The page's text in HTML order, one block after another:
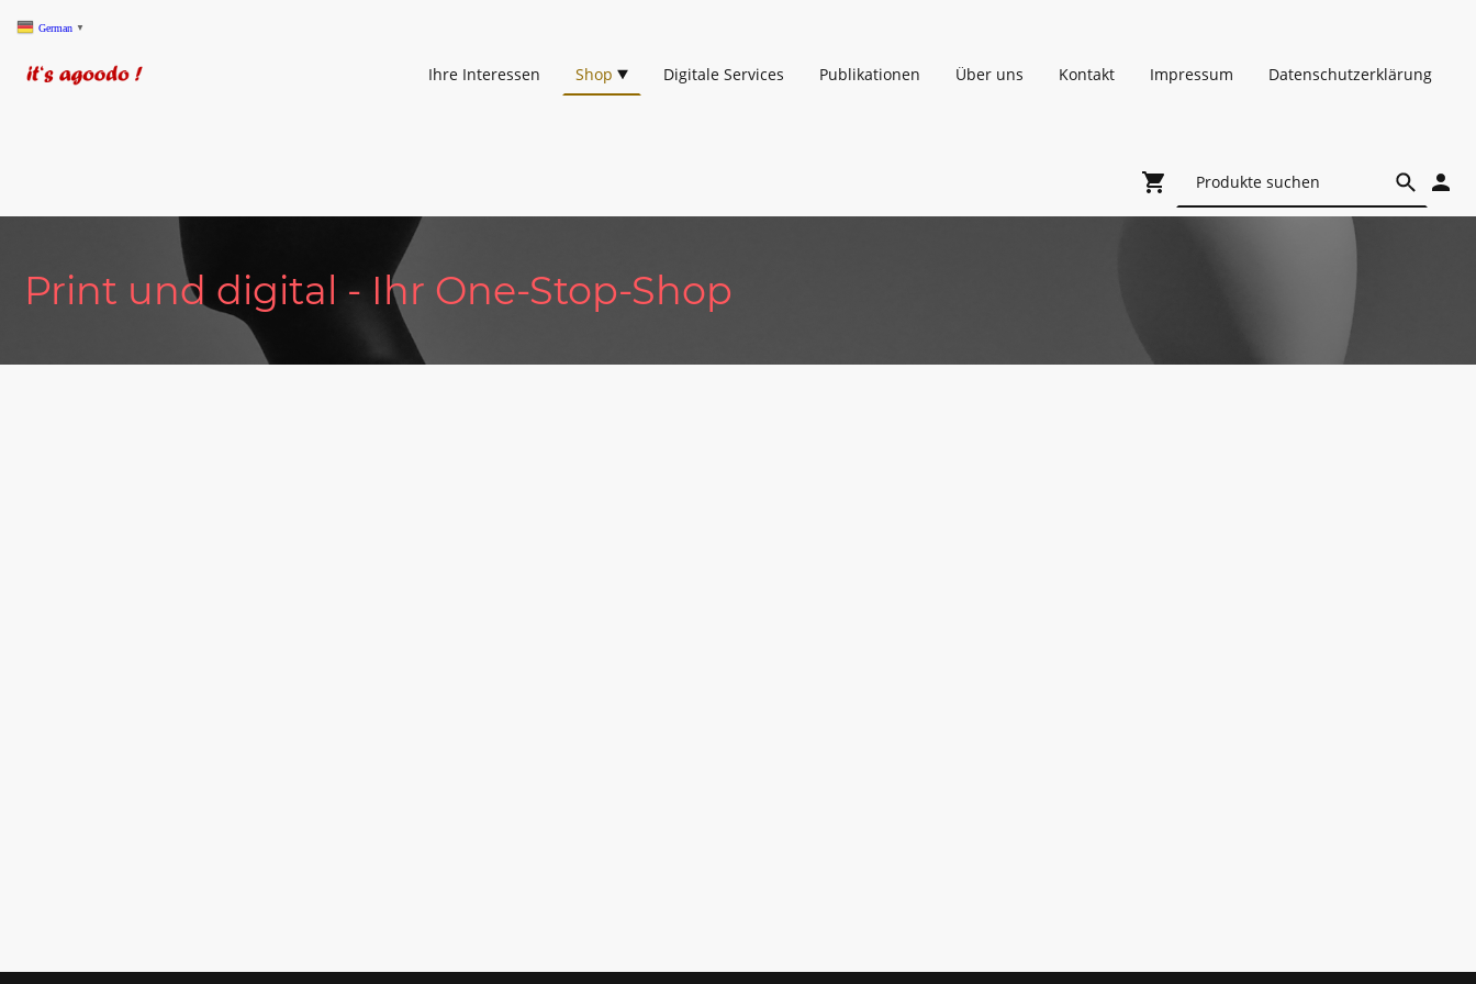
Ihre Interessen Shop Digitale Services Publikationen Über uns Kontakt Impressum Datenschutzerklärung
Print und digital - Ihr One-Stop-Shop
German ▼